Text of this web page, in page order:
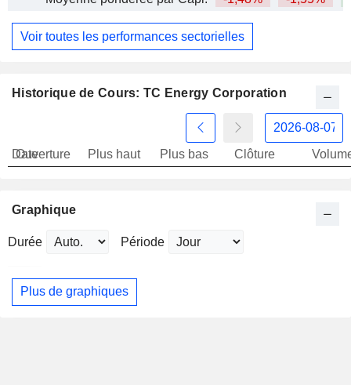
Voir toutes les performances sectorielles
Historique de Cours: TC Energy Corporation
Date
Ouverture Plus haut Plus bas Clôture
Graphique
Durée Période
Plus de graphiques